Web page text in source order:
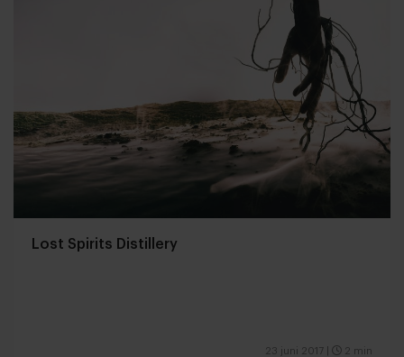
Lost Spirits Distillery
23 juni 2017 2 min